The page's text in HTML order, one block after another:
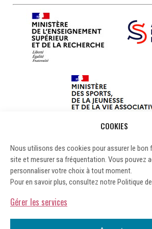
COOKIES
Nous utilisons des cookies pour assurer le bon
site et mesurer sa fréquentation. Vous pouvez
personnaliser votre choix à tout moment.
Pour en savoir plus, consultez notre Politique
Gérer les services